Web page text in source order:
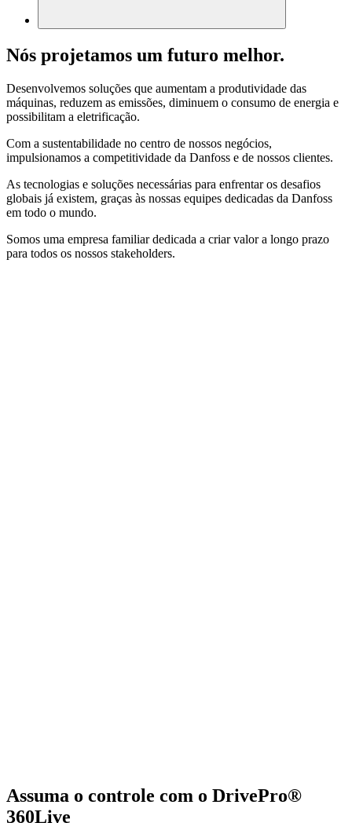
Nós projetamos um futuro melhor.
Desenvolvemos soluções que aumentam a produtividade das
máquinas, reduzem as emissões, diminuem o consumo de energia e
possibilitam a eletrificação.
Com a sustentabilidade no centro de nossos negócios,
impulsionamos a competitividade da Danfoss e de nossos clientes.
As tecnologias e soluções necessárias para enfrentar os desafios
globais já existem, graças às nossas equipes dedicadas da Danfoss
em todo o mundo.
Somos uma empresa familiar dedicada a criar valor a longo prazo
para todos os nossos stakeholders.
Assuma o controle com o DrivePro®
360Live